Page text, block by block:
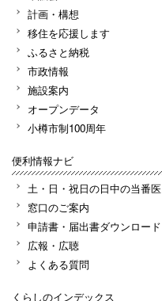
計画・構想
移住を応援します
ふるさと納税
市政情報
施設案内
オープンデータ
小樽市制100周年
便利情報ナビ
土・日・祝日の日中の当番医
窓口のご案内
申請書・届出書ダウンロード
広報・広聴
よくある質問
くらしのインデックス